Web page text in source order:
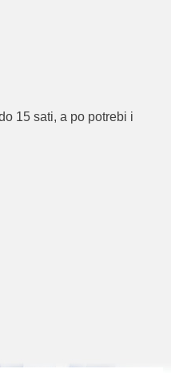
15 sati, a po potrebi i